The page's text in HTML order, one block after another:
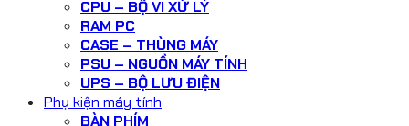
CPU – BỘ VI XỬ LÝ
RAM PC
CASE – THÙNG MÁY
PSU – NGUỒN MÁY TÍNH
UPS – BỘ LƯU ĐIỆN
Phụ kiện máy tính
BÀN PHÍM